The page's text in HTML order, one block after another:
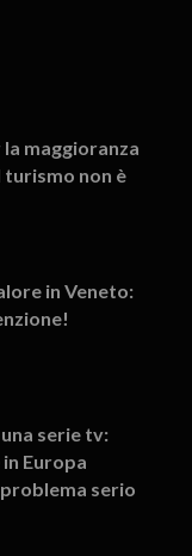
maggioranza
turismo non è
in Veneto:
serie tv:
Europa
serio